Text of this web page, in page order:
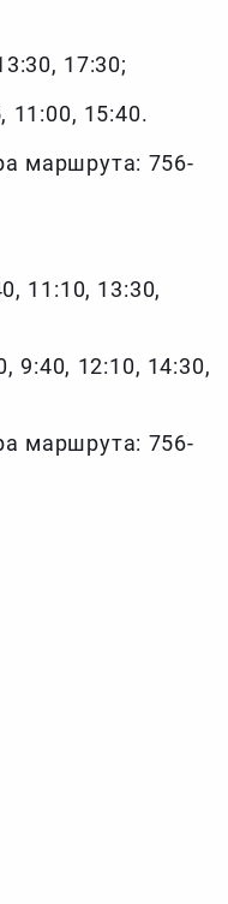
17:30;
11:00, 15:40.
маршрута: 756-
11:10, 13:30,
9:40, 12:10, 14:30,
маршрута: 756-